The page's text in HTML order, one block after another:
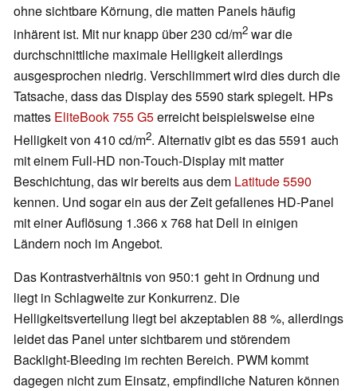
ohne sichtbare Körnung, die matten Panels häufig
inhärent ist. Mit nur knapp über 230 cd/m2 war die
durchschnittliche maximale Helligkeit allerdings
ausgesprochen niedrig. Verschlimmert wird dies durch die
Tatsache, dass das Display des 5590 stark spiegelt. HPs
mattes EliteBook 755 G5erreicht beispielsweise eine
Helligkeit von 410 cd/m2. Alternativ gibt es das 5591 auch
mit einem Full-HD non-Touch-Display mit matter
Beschichtung, das wir bereits aus dem Latitude 5590
kennen. Und sogar ein aus der Zeit gefallenes HD-Panel
mit einer Auflösung 1.366 x 768 hat Dell in einigen
Ländern noch im Angebot.
Das Kontrastverhältnis von 950:1 geht in Ordnung und
liegt in Schlagweite zur Konkurrenz. Die
Helligkeitsverteilung liegt bei akzeptablen 88 %, allerdings
leidet das Panel unter sichtbarem und störendem
Backlight-Bleeding im rechten Bereich. PWM kommt
dagegen nicht zum Einsatz, empfindliche Naturen können